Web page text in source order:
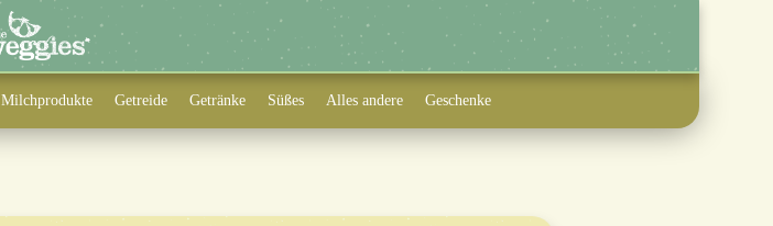
Milchprodukte Getreide Getränke Süßes Alles andere Geschenke